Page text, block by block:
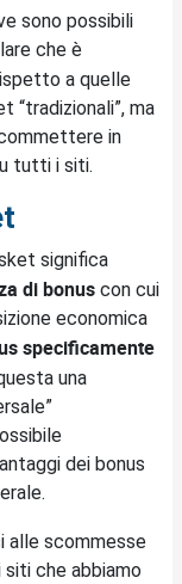
sono possibili
che è
a quelle
“tradizionali”, ma
in
tutti i siti.
significa
di bonus con cui
economica
specificamente
una
dei bonus
alle scommesse
che abbiamo